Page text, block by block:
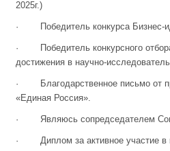
2025г.)
· Победитель конкурса Бизнес-
· Победитель конкурсного отбора
достижения в научно-
· Благодарственное письмо от
«Единая Россия».
· Являюсь сопредседателем
· Диплом за активное участие в